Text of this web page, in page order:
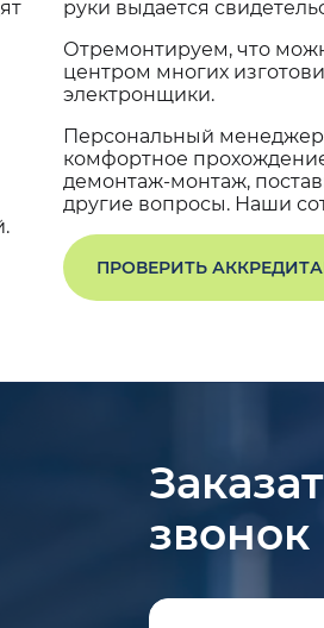
руки выдается
Отремонтируем, что
центром многих
электронщики.
Персональный
комфортное
демонтаж-монтаж,
другие вопросы. Наши
ПРОВЕРИТЬ
звонок